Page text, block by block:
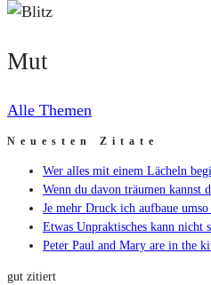
Mut
Mut
Alle Themen
Neuesten Zitate
Wer alles mit einem Lächeln
Wenn du davon träumen kannst
Je mehr Druck ich aufbaue
Etwas Unpraktisches kann nicht
Peter Paul and Mary are in the
gut zitiert